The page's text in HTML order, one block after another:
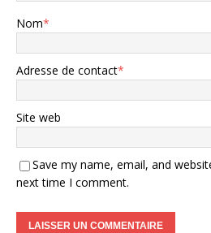
Nom*
Adresse de contact*
Site web
Save my name, email, and
next time I comment.